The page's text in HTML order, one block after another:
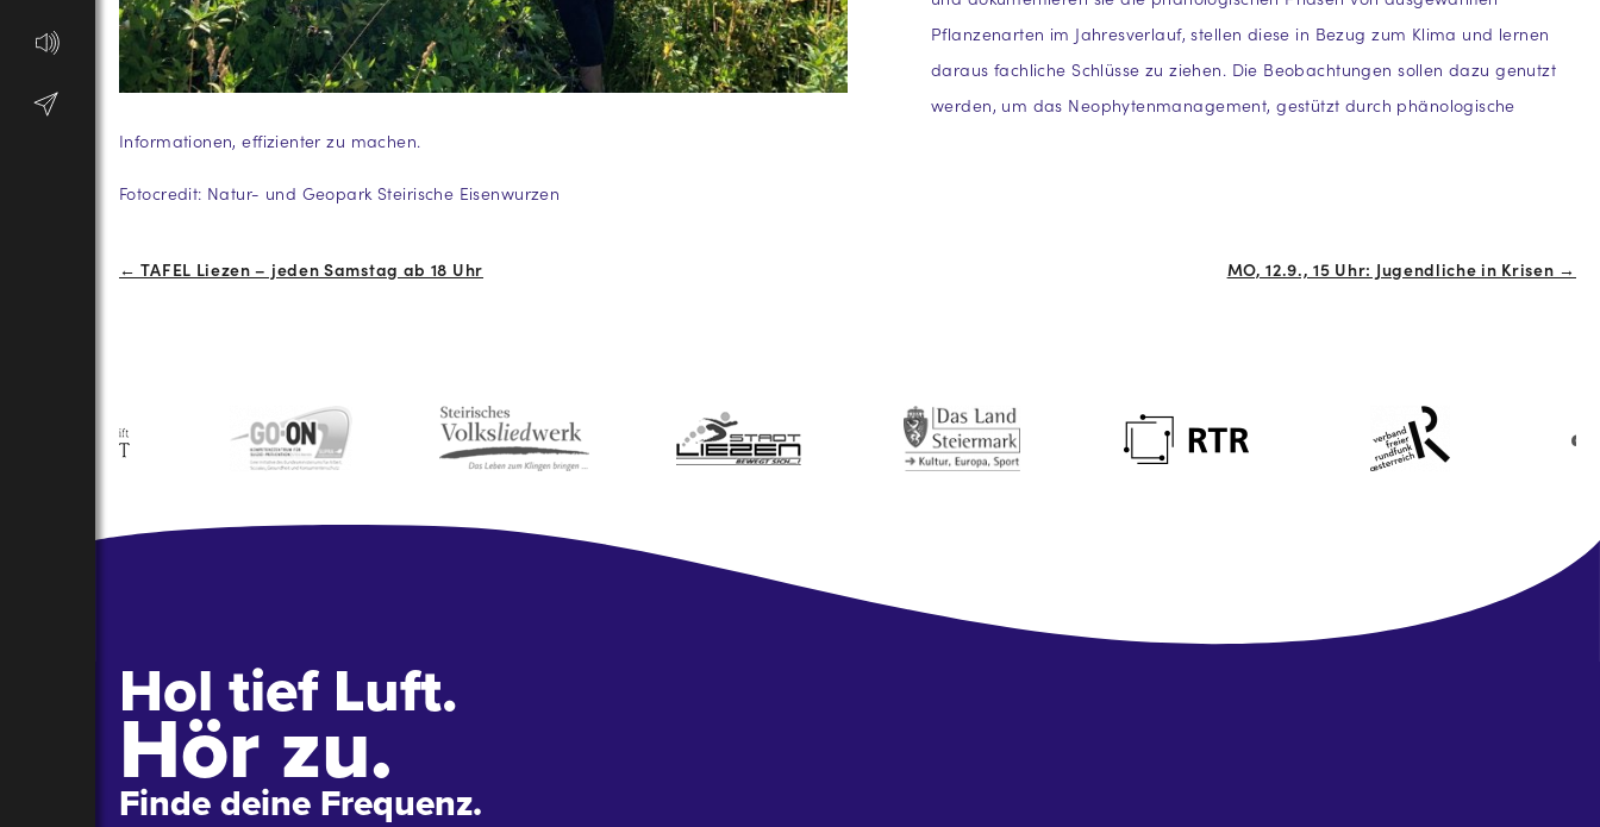
Pflanzenarten im Jahresverlauf, stellen diese in Bezug zum Klima und lernen
daraus fachliche Schlüsse zu ziehen. Die Beobachtungen sollen dazu genutzt
werden, um das Neophytenmanagement, gestützt durch phänologische
Informationen, effizienter zu machen.
Fotocredit: Natur- und Geopark Steirische Eisenwurzen
← TAFEL Liezen – jeden Samstag ab 18 Uhr MO, 12.9., 15 Uhr: Jugendliche in Krisen →
Hol tief Luft.
Hör zu.
Finde deine Frequenz.